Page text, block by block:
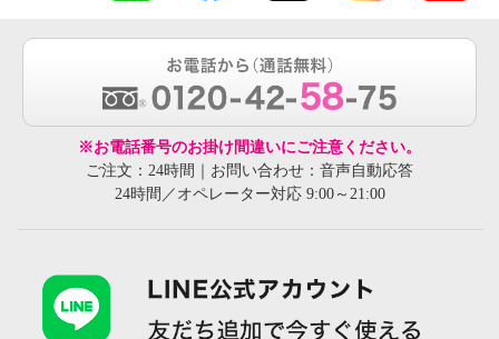
※お電話番号のお掛け間違いにご注意ください。
ご注文：24時間｜お問い合わせ：音声自動応答
24時間／オペレーター対応 9:00～21:00